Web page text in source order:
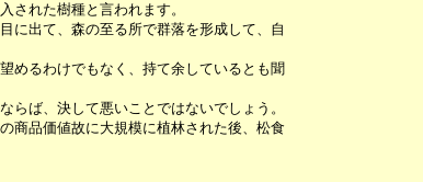
された樹種と言われます。
に出て、森の至る所で群落を形成して、自
めるわけでもなく、持て余しているとも聞
らば、決して悪いことではないでしょう。
商品価値故に大規模に植林された後、松食